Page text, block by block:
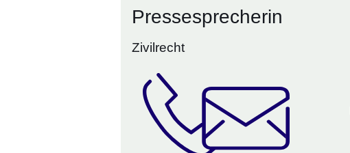
Pressesprecherin
Zivilrecht